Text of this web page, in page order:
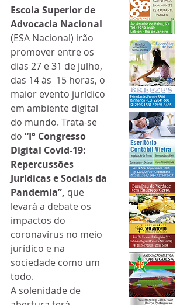
Escola Superior de
Advocacia Nacional
(ESA Nacional) irão
promover entre os
dias 27 e 31 de julho,
das 14 às  15 horas, o
maior evento jurídico
em ambiente digital
do mundo. Trata-se
do “I° Congresso
Digital Covid-19:
Repercussões
Jurídicas e Sociais da
Pandemia”, que
levará a debate os
impactos do
coronavírus no meio
jurídico e na
sociedade como um
todo.
A solenidade de